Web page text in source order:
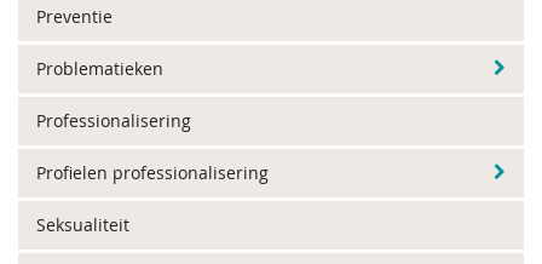
Preventie
Problematieken
Professionalisering
Profielen professionalisering
Seksualiteit